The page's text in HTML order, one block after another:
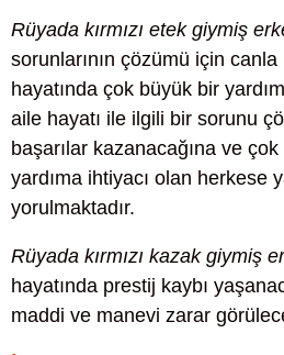
Rüyada kırmızı etek giymiş
sorunlarının çözümü için canla
hayatında çok büyük bir
aile hayatı ile ilgili bir sorunu
başarılar kazanacağına ve
yardıma ihtiyacı olan herkese
yorulmaktadır.
Rüyada kırmızı kazak giymiş
hayatında prestij kaybı
maddi ve manevi zarar